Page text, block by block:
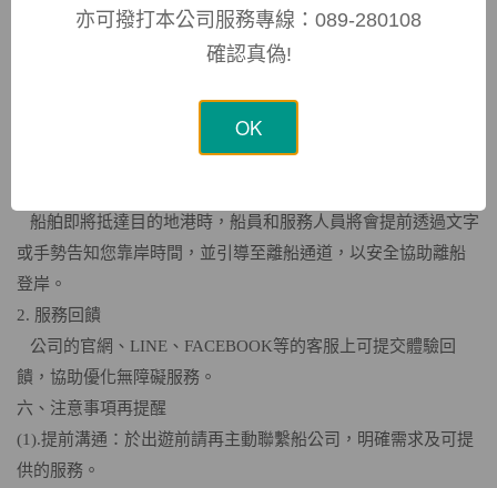
於洗手間、客艙等區域備有視覺提示（如指示標示、圖示標誌
等），確保您可獨立使用。如有設施故障或需改善時，請隨時
告知船上之服務人員或船員。
船舶即將抵達目的地港時，船員和服務人員將會提前透過文字
或手勢告知您靠岸時間，並引導至離船通道，以安全協助離船
登岸。
2. 服務回饋
公司的官網、LINE、FACEBOOK等的客服上可提交體驗回
饋，協助優化無障礙服務。
六、注意事項再提醒
(1).提前溝通：於出遊前請再主動聯繫船公司，明確需求及可提
供的服務。
亦可撥打本公司服務專線：089-280108
確認真偽!
OK